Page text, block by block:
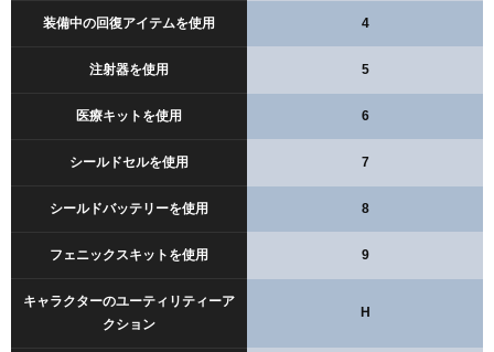
装備中の回復アイテムを使用 4
注射器を使用 5
医療キットを使用 6
シールドセルを使用 7
シールドバッテリーを使用 8
フェニックスキットを使用 9
キャラクターのユーティリティーア
クション
H